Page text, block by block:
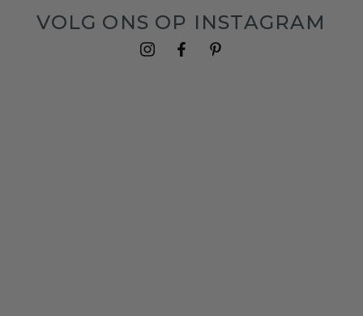
VOLG ONS OP INSTAGRAM